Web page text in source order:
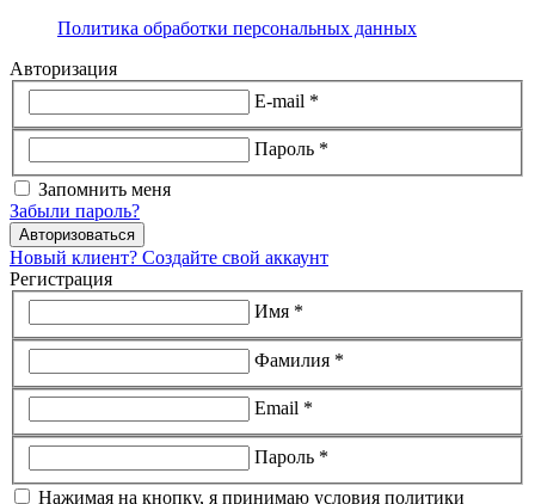
Политика обработки персональных данных
Авторизация
E-mail *
Пароль *
Запомнить меня
Забыли пароль?
Авторизоваться
Новый клиент? Создайте свой аккаунт
Регистрация
Имя *
Фамилия *
Email *
Пароль *
Нажимая на кнопку, я принимаю условия политики